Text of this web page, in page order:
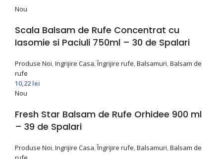
Nou
Scala Balsam de Rufe Concentrat cu
Iasomie si Paciuli 750ml – 30 de Spalari
Produse Noi,Ingrijire Casa,Îngrijire rufe,Balsamuri,Balsam de
rufe
10,22 lei
Nou
Fresh Star Balsam de Rufe Orhidee 900 ml
– 39 de Spalari
Produse Noi,Ingrijire Casa,Îngrijire rufe,Balsamuri,Balsam de